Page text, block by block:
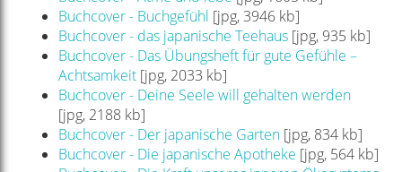
Buchcover - Buchgefühl [jpg, 3946 kb]
Buchcover - das japanische Teehaus[jpg, 935 kb]
Buchcover - Das Übungsheft für gute Gefühle –
Achtsamkeit[jpg, 2033 kb]
Buchcover - Deine Seele will gehalten werden
[jpg, 2188 kb]
Buchcover - Der japanische Garten[jpg, 834 kb]
Buchcover - Die japanische Apotheke [jpg, 564 kb]